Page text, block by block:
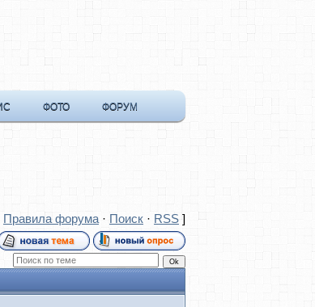
ФОТО ФОРУМ
Правила форума · Поиск · RSS]